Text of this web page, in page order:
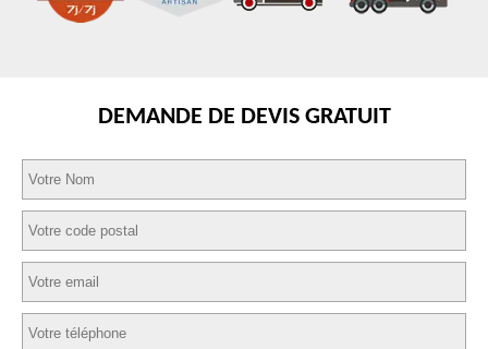
DEMANDE DE DEVIS GRATUIT